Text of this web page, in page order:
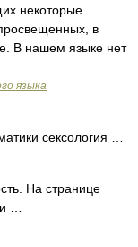
некоторые
в
В нашем языке нет
языка
сексология …
На странице
…